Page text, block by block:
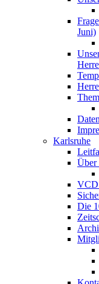
Juni)
Karlsruhe
Über
VCD
Die